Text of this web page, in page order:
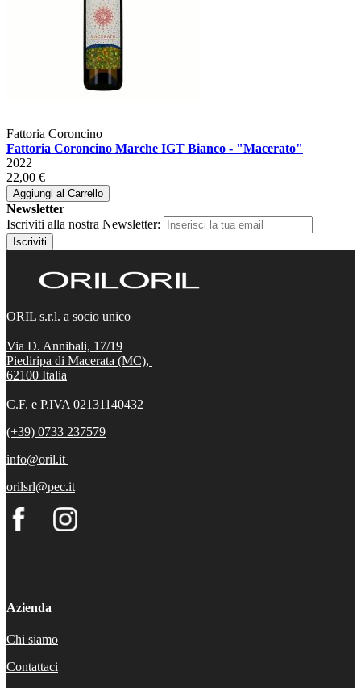
Fattoria Coroncino
Fattoria Coroncino Marche IGT Bianco - "Macerato"
2022
22,00 €
Aggiungi al Carrello
Newsletter
Iscriviti alla nostra Newsletter:
Iscriviti
ORIL s.r.l. a socio unico
Via D. Annibali, 17/19
Piediripa di Macerata (MC),
62100 Italia
C.F. e P.IVA 02131140432
(+39) 0733 237579
info@oril.it
orilsrl@pec.it
Azienda
Chi siamo
Contattaci